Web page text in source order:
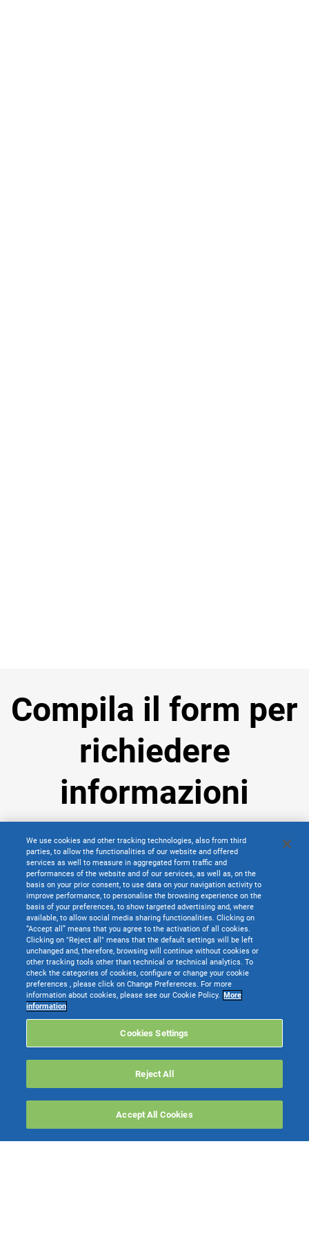
Compila il form per
richiedere
informazioni
Nome*
Cognome*
Email*
Partita IVA*
We use cookies and other tracking technologies, also from third
parties, to allow the functionalities of our website and offered
services as well to measure in aggregated form traffic and
performances of the website and of our services, as well as, on the
basis on your prior consent, to use data on your navigation activity to
improve performance, to personalise the browsing experience on the
basis of your preferences, to show targeted advertising and, where
available, to allow social media sharing functionalities. Clicking on
“Accept all” means that you agree to the activation of all cookies.
Clicking on "Reject all" means that the default settings will be left
unchanged and, therefore, browsing will continue without cookies or
other tracking tools other than technical or technical analytics. To
check the categories of cookies, configure or change your cookie
preferences , please click on Change Preferences. For more
information about cookies, please see our Cookie Policy. More
information
Cookies Settings
Reject All
Accept All Cookies